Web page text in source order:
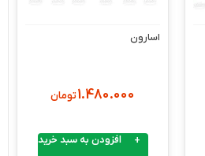
اسارون
1.480.000تومان
افزودن به سبد خرید